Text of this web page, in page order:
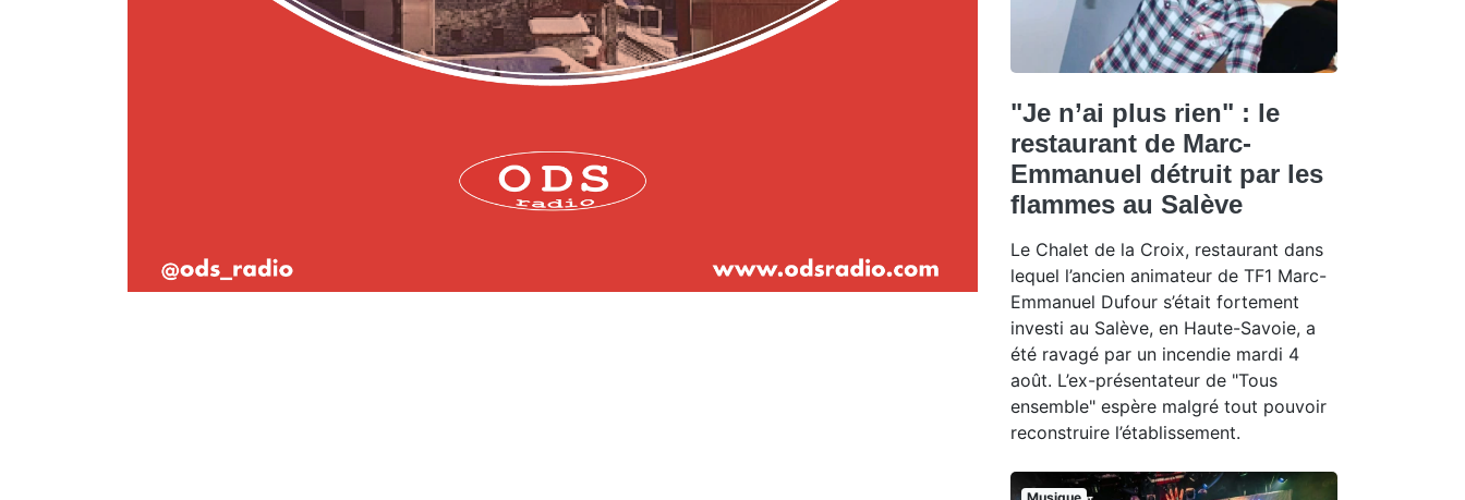
"Je n’ai plus rien" : le
restaurant de Marc-
Emmanuel détruit par les
flammes au Salève
Le Chalet de la Croix, restaurant dans
lequel l’ancien animateur de TF1 Marc-
Emmanuel Dufour s’était fortement
investi au Salève, en Haute-Savoie, a
été ravagé par un incendie mardi 4
août. L’ex-présentateur de "Tous
ensemble" espère malgré tout pouvoir
reconstruire l’établissement.